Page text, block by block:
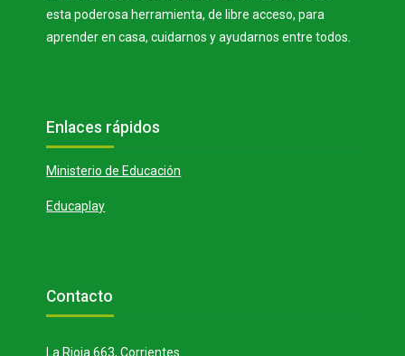
esta poderosa herramienta, de libre acceso, para
aprender en casa, cuidarnos y ayudarnos entre todos.
Bloques
Enlaces rápidos
Ministerio de Educación
Educaplay
Bloques
Contacto
La Rioja 663, Corrientes